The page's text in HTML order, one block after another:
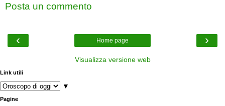
Posta un commento
‹ ›
Home page
Visualizza versione web
Link utili
▼
Pagine